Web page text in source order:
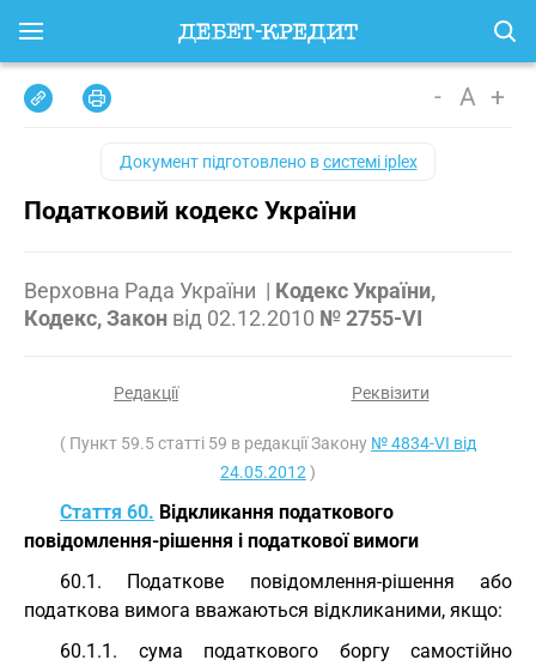
- A +
Документ підготовлено всистемі iplex
Податковий кодекс України
Верховна Рада України | Кодекс України,
Кодекс, Закон від 02.12.2010 № 2755-VI
Редакції Реквізити
( Пункт 59.5 статті 59 в редакції Закону № 4834-VI від
24.05.2012 )
Стаття 60. Відкликання податкового
повідомлення-рішення і податкової вимоги
60.1. Податкове повідомлення-рішення або
податкова вимога вважаються відкликаними, якщо:
60.1.1. сума податкового боргу самостійно